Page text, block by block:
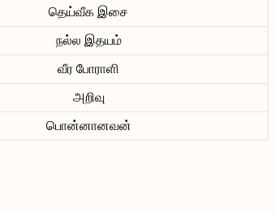
தெய்வீக இசை
நல்ல இதயம்
வீர போராளி
அறிவு
பொன்னானவன்